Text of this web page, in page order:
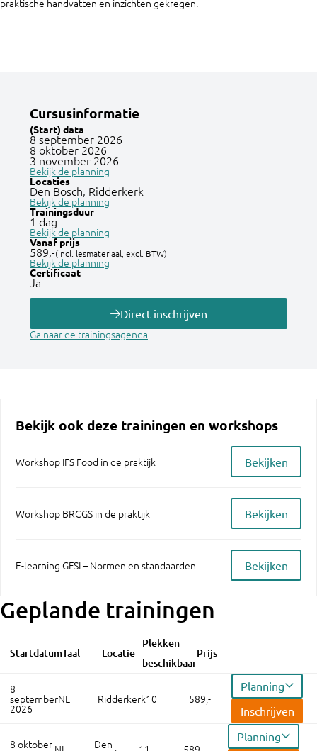
praktische handvatten en inzichten gekregen.
Cursusinformatie
(Start) data
8 september 2026
8 oktober 2026
3 november 2026
Bekijk de planning
Locaties
Den Bosch, Ridderkerk
Bekijk de planning
Trainingsduur
1 dag
Bekijk de planning
Vanaf prijs
589,-(incl. lesmateriaal, excl. BTW)
Bekijk de planning
Certificaat
Ja
Direct inschrijven
Ga naar de trainingsagenda
Bekijk ook deze trainingen en workshops
Workshop IFS Food in de praktijk Bekijken
Workshop BRCGS in de praktijk Bekijken
E-learning GFSI – Normen en standaarden Bekijken
Geplande trainingen
StartdatumTaal Locatie
Plekken
beschikbaar
Prijs
8
september
2026
NL Ridderkerk10 589,-
Planning
Inschrijven
8 oktober Den
Planning